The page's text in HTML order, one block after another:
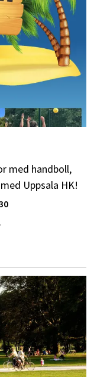
med handboll,
Uppsala HK!